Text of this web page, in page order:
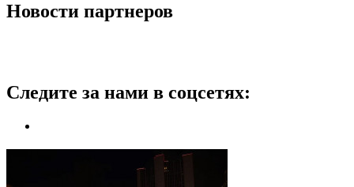
Новости партнеров
Следите за нами в соцсетях: